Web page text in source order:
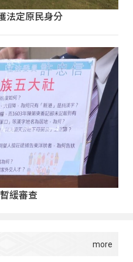
法定原民身分
緩審查